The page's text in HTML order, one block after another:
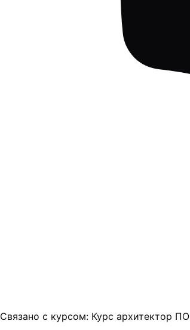
Связано с курсом: Курс архитектор ПО